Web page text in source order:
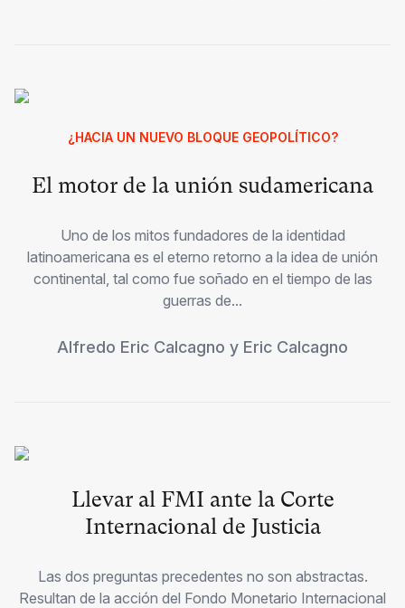
¿HACIA UN NUEVO BLOQUE GEOPOLÍTICO?
El motor de la unión sudamericana
Uno de los mitos fundadores de la identidad
latinoamericana es el eterno retorno a la idea de unión
continental, tal como fue soñado en el tiempo de las
guerras de...
Alfredo Eric Calcagno y Eric Calcagno
Llevar al FMI ante la Corte
Internacional de Justicia
Las dos preguntas precedentes no son abstractas.
Resultan de la acción del Fondo Monetario Internacional